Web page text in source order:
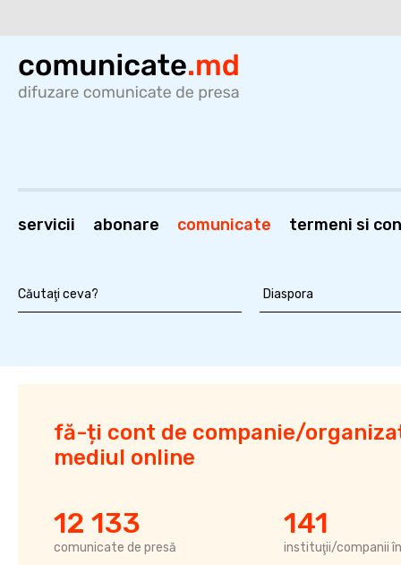
servicii abonare comunicate termeni si
fă-ți cont de companie/
mediul online
12 133
comunicate de presă
141
instituţii/companii